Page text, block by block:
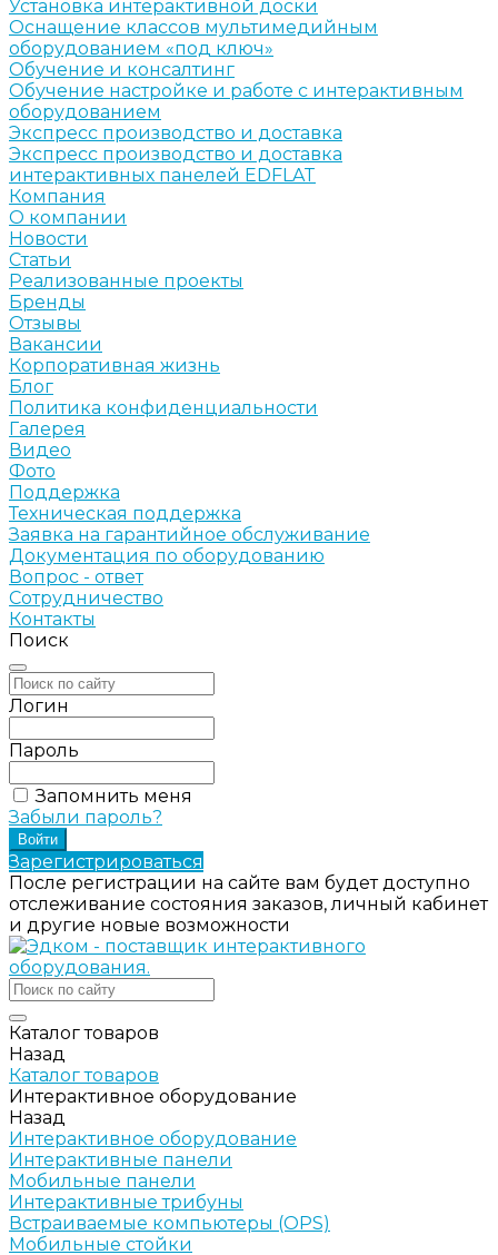
Установка интерактивной доски
Оснащение классов мультимедийным
оборудованием «под ключ»
Обучение и консалтинг
Обучение настройке и работе с интерактивным
оборудованием
Экспресс производство и доставка
Экспресс производство и доставка
интерактивных панелей EDFLAT
Компания
О компании
Новости
Статьи
Реализованные проекты
Бренды
Отзывы
Вакансии
Корпоративная жизнь
Блог
Политика конфиденциальности
Галерея
Видео
Фото
Поддержка
Техническая поддержка
Заявка на гарантийное обслуживание
Документация по оборудованию
Вопрос - ответ
Сотрудничество
Контакты
Поиск
Логин
Пароль
Запомнить меня
Забыли пароль?
Зарегистрироваться
После регистрации на сайте вам будет доступно
отслеживание состояния заказов, личный кабинет
и другие новые возможности
Каталог товаров
Назад
Каталог товаров
Интерактивное оборудование
Назад
Интерактивное оборудование
Интерактивные панели
Мобильные панели
Интерактивные трибуны
Встраиваемые компьютеры (OPS)
Мобильные стойки